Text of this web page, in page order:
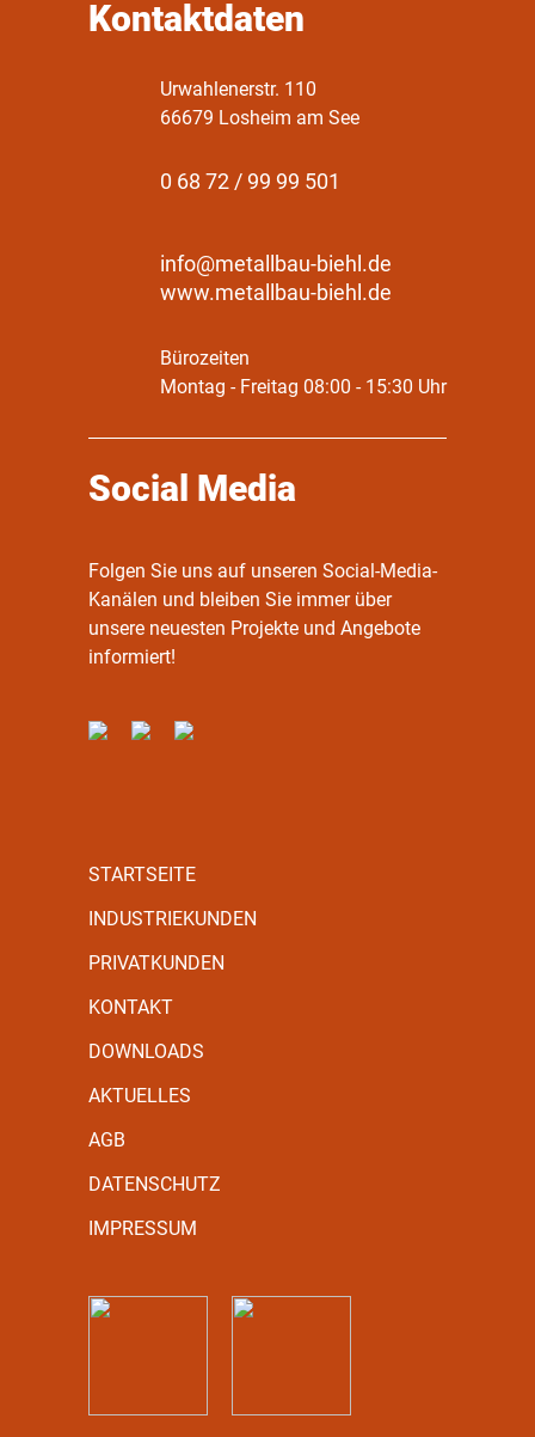
Kontaktdaten
Urwahlenerstr. 110
66679 Losheim am See
0 68 72 / 99 99 501
info@metallbau-biehl.de
www.metallbau-biehl.de
Bürozeiten
Montag - Freitag 08:00 - 15:30 Uhr
Social Media
Folgen Sie uns auf unseren Social-Media-
Kanälen und bleiben Sie immer über
unsere neuesten Projekte und Angebote
informiert!
STARTSEITE
INDUSTRIEKUNDEN
PRIVATKUNDEN
KONTAKT
DOWNLOADS
AKTUELLES
AGB
DATENSCHUTZ
IMPRESSUM